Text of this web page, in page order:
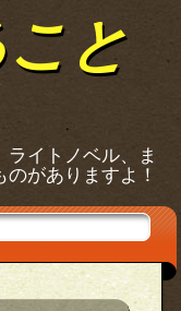
と
イトノベル、ま
がありますよ！